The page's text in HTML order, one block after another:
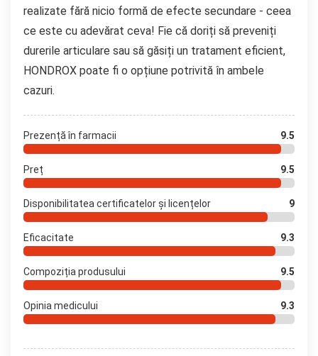
realizate fără nicio formă de efecte secundare - ceea
ce este cu adevărat ceva! Fie că doriți să preveniți
durerile articulare sau să găsiți un tratament eficient,
HONDROX poate fi o opțiune potrivită în ambele
cazuri.
Prezență în farmacii 9.5
Preț 9.5
Disponibilitatea certificatelor și licențelor 9
Eficacitate 9.3
Compoziția produsului 9.5
Opinia medicului 9.3